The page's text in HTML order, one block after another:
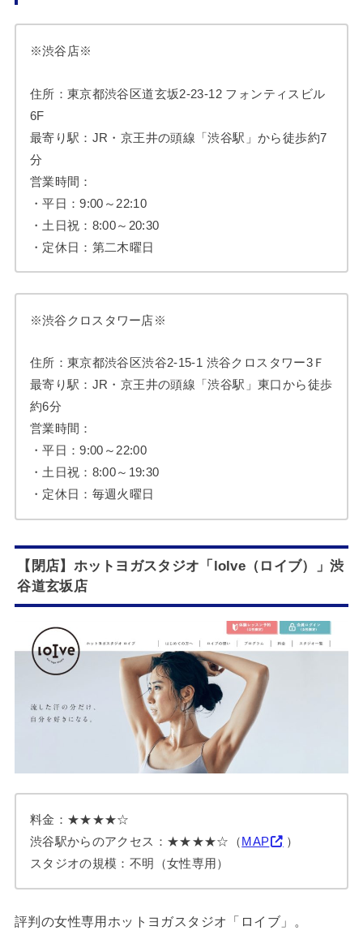
※渋谷店※
住所：東京都渋谷区道玄坂2-23-12 フォンティスビル
6F
最寄り駅：JR・京王井の頭線「渋谷駅」から徒歩約7
分
営業時間：
・平日：9:00～22:10
・土日祝：8:00～20:30
・定休日：第二木曜日
※渋谷クロスタワー店※
住所：東京都渋谷区渋谷2-15-1 渋谷クロスタワー3Ｆ
最寄り駅：JR・京王井の頭線「渋谷駅」東口から徒歩
約6分
営業時間：
・平日：9:00～22:00
・土日祝：8:00～19:30
・定休日：毎週火曜日
【閉店】ホットヨガスタジオ「loIve（ロイブ）」渋
谷道玄坂店
料金：★★★★☆
渋谷駅からのアクセス：★★★★☆（MAP
）
スタジオの規模：不明（女性専用）
評判の女性専用ホットヨガスタジオ「ロイブ」。